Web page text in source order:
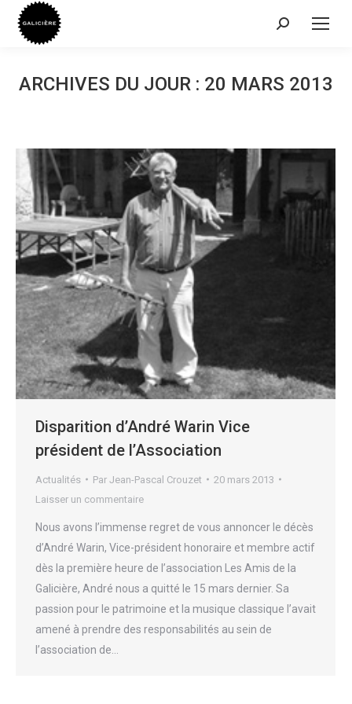
Recherche
ARCHIVES DU JOUR : 20 MARS 2013
Disparition d’André Warin Vice
président de l’Association
Actualités Par Jean-Pascal Crouzet
20 mars 2013
Laisser un commentaire
Nous avons l’immense regret de vous annoncer le décès
d’André Warin, Vice-président honoraire et membre actif
dès la première heure de l’association Les Amis de la
Galicière, André nous a quitté le 15 mars dernier. Sa
passion pour le patrimoine et la musique classique l’avait
amené à prendre des responsabilités au sein de
l’association de…